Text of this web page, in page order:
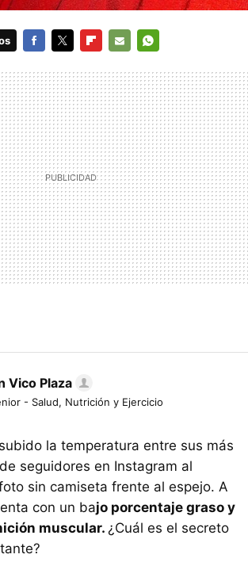
MAIL
Vico Plaza
- Salud, Nutrición y Ejercicio
la temperatura entre sus más
seguidores en Instagram al
sin camiseta frente al espejo. A
con un bajo porcentaje graso y
muscular. ¿Cuál es el secreto